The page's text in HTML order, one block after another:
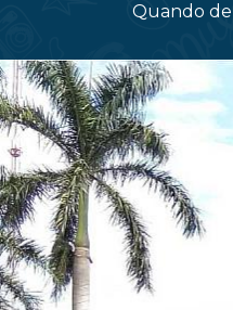
Quando